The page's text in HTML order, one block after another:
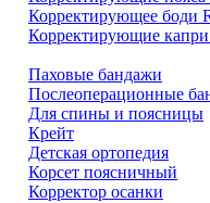
Корректирующее боди
Корректирующие
Паховые бандажи
Послеоперационные
Для спины и поясницы
Крейт
Детская ортопедия
Корсет поясничный
Корректор осанки